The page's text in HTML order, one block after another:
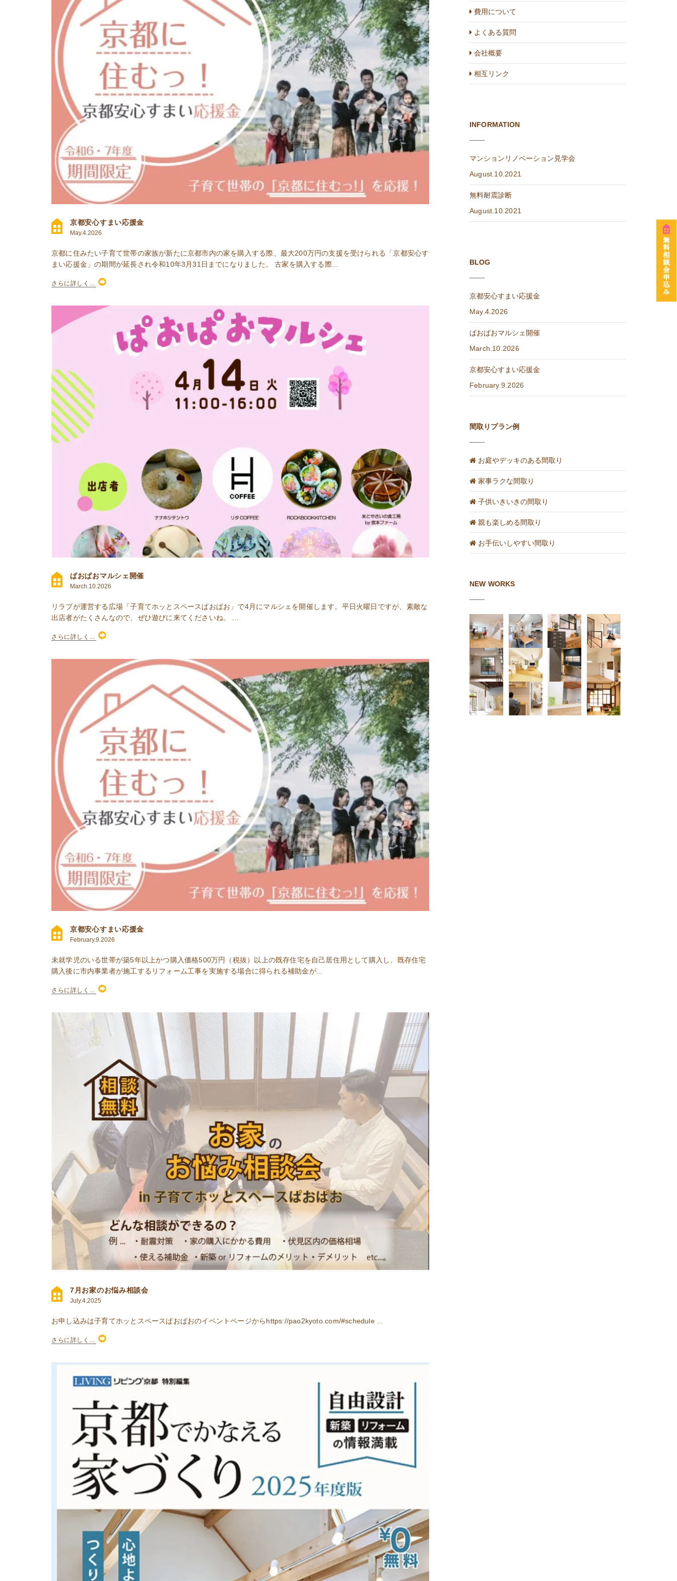
京都安心すまい応援金
May.4.2026
京都に住みたい子育て世帯の家族が新たに京都市内の家を購入する際、最大200万円の支援を受けられる「京都安心す
まい応援金」の期間が延長され令和10年3月31日までになりました。 古家を購入する際...
さらに詳しく...
ぱおぱおマルシェ開催
March.10.2026
リラブが運営する広場「子育てホッとスペースぱおぱお」で4月にマルシェを開催します。平日火曜日ですが、素敵な
出店者がたくさんなので、ぜひ遊びに来てくださいね。 ...
さらに詳しく...
京都安心すまい応援金
February.9.2026
未就学児のいる世帯が築5年以上かつ購入価格500万円（税抜）以上の既存住宅を自己居住用として購入し、既存住宅
購入後に市内事業者が施工するリフォーム工事を実施する場合に得られる補助金が...
さらに詳しく...
7月お家のお悩み相談会
July.4.2025
お申し込みは子育てホッとスペースぱおぱおのイベントページからhttps://pao2kyoto.com/#schedule ...
さらに詳しく...
費用について
よくある質問
会社概要
相互リンク
INFORMATION
マンションリノベーション見学会
August.10.2021
無料耐震診断
August.10.2021
BLOG
京都安心すまい応援金
May.4.2026
ぱおぱおマルシェ開催
March.10.2026
京都安心すまい応援金
February.9.2026
間取りプラン例
お庭やデッキのある間取り
家事ラクな間取り
子供いきいきの間取り
親も楽しめる間取り
お手伝いしやすい間取り
NEW WORKS